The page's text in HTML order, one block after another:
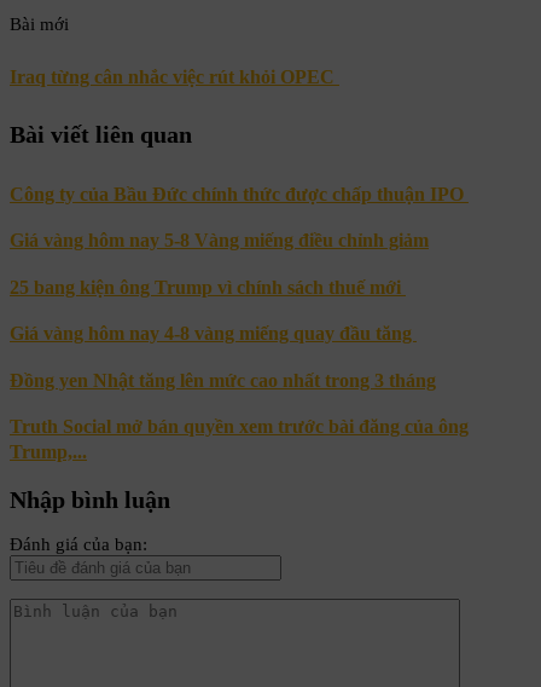
Bài mới
Iraq từng cân nhắc việc rút khỏi OPEC
Bài viết liên quan
Công ty của Bầu Đức chính thức được chấp thuận IPO
Giá vàng hôm nay 5-8 Vàng miếng điều chỉnh giảm
25 bang kiện ông Trump vì chính sách thuế mới
Giá vàng hôm nay 4-8 vàng miếng quay đầu tăng
Đồng yen Nhật tăng lên mức cao nhất trong 3 tháng
Truth Social mở bán quyền xem trước bài đăng của ông
Trump,...
Nhập bình luận
Đánh giá của bạn: